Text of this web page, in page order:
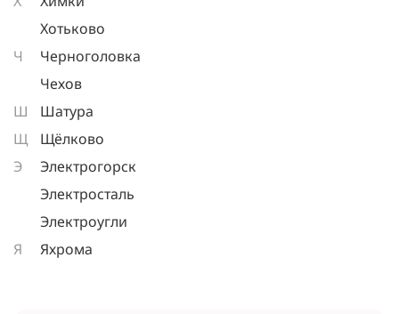
Хотьково
Ч
Черноголовка
Чехов
Ш
Шатура
Щ
Щёлково
Э
Электрогорск
Электросталь
Электроугли
Я
Яхрома